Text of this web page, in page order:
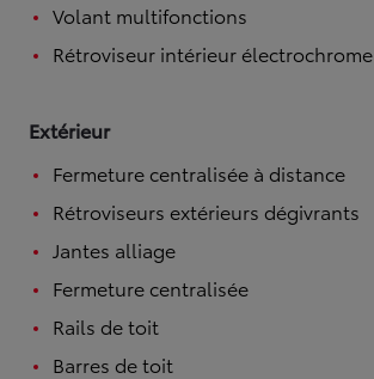
Volant multifonctions
Rétroviseur intérieur électrochrome
Extérieur
Fermeture centralisée à distance
Rétroviseurs extérieurs dégivrants
Jantes alliage
Fermeture centralisée
Rails de toit
Barres de toit